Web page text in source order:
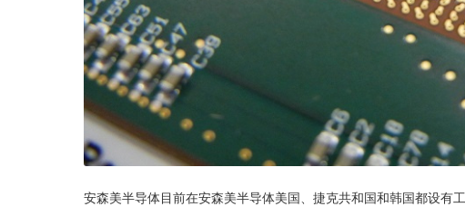
安森美半导体目前在安森美半导体美国、捷克共和国和韩国都设有